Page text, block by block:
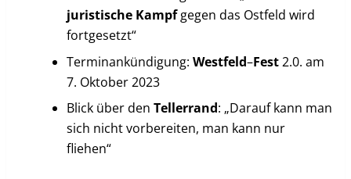
juristische Kampfgegen das Ostfeld wird
fortgesetzt“
Terminankündigung: Westfeld–Fest2.0. am
7. Oktober 2023
Blick über den Tellerrand: „Darauf kann man
sich nicht vorbereiten, man kann nur
fliehen“